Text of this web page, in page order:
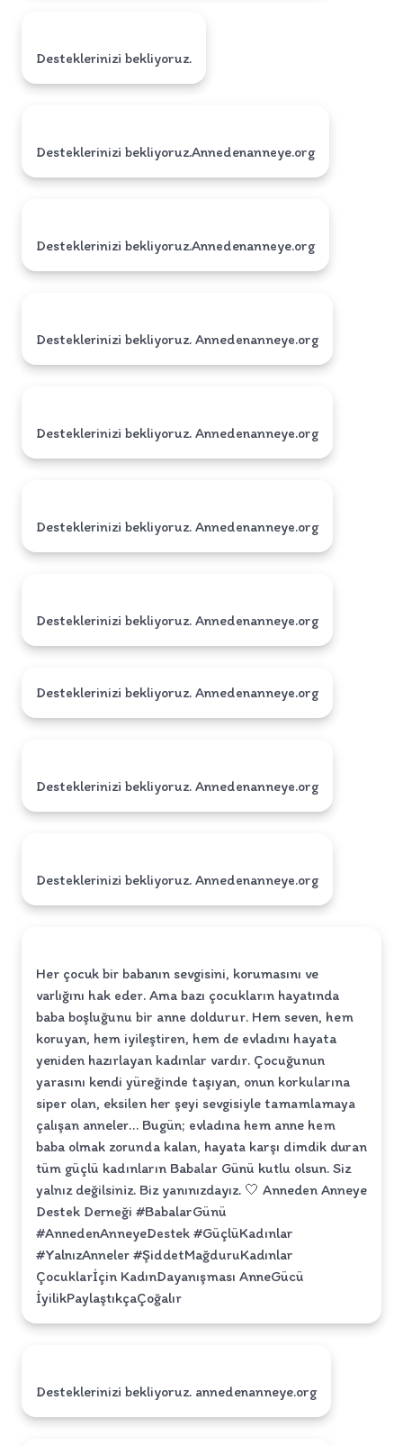
Desteklerinizi bekliyoruz.
Desteklerinizi bekliyoruz.Annedenanneye.org
Desteklerinizi bekliyoruz.Annedenanneye.org
Desteklerinizi bekliyoruz. Annedenanneye.org
Desteklerinizi bekliyoruz. Annedenanneye.org
Desteklerinizi bekliyoruz. Annedenanneye.org
Desteklerinizi bekliyoruz. Annedenanneye.org
Desteklerinizi bekliyoruz. Annedenanneye.org
Desteklerinizi bekliyoruz. Annedenanneye.org
Desteklerinizi bekliyoruz. Annedenanneye.org
Her çocuk bir babanın sevgisini, korumasını ve
varlığını hak eder. Ama bazı çocukların hayatında
baba boşluğunu bir anne doldurur. Hem seven, hem
koruyan, hem iyileştiren, hem de evladını hayata
yeniden hazırlayan kadınlar vardır. Çocuğunun
yarasını kendi yüreğinde taşıyan, onun korkularına
siper olan, eksilen her şeyi sevgisiyle tamamlamaya
çalışan anneler… Bugün; evladına hem anne hem
baba olmak zorunda kalan, hayata karşı dimdik duran
tüm güçlü kadınların Babalar Günü kutlu olsun. Siz
yalnız değilsiniz. Biz yanınızdayız. 🤍 Anneden Anneye
Destek Derneği #BabalarGünü
#AnnedenAnneyeDestek #GüçlüKadınlar
#YalnızAnneler #ŞiddetMağduruKadınlar
Çocuklarİçin KadınDayanışması AnneGücü
İyilikPaylaştıkçaÇoğalır
Desteklerinizi bekliyoruz. annedenanneye.org